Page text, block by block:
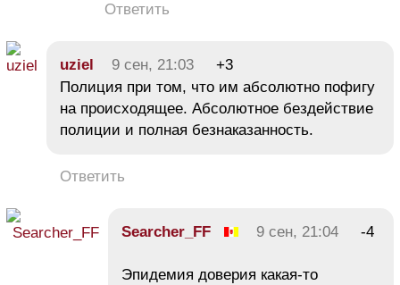
Ответить
uziel 9 сен, 21:03
+3
Полиция при том, что им абсолютно пофигу
на происходящее. Абсолютное бездействие
полиции и полная безнаказанность.
Ответить
Searcher_FF 9 сен, 21:04 -4
Эпидемия доверия какая-то